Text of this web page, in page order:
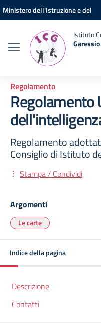
Vai ai contenuti
Vai al menu di navigazione
Vai al footer
Ministero dell'Istruzione e del
Istituto
Regolamento
Regolamento
Regolamento
Consiglio di Istituto
Stampa / Condividi
Argomenti
Le carte
Indice della pagina
Descrizione
Contatti